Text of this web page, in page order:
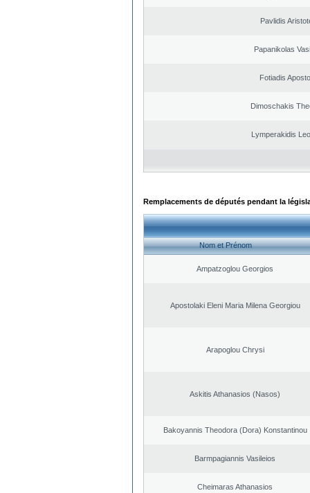
Pavlidis
Papanikolas
Fotiadis
Dimoschakis
Lymperakidis
Remplacements de députés pendant la
Nom et Prénom
Ampatzoglou Georgios
Apostolaki Eleni Maria Milena Georgiou
Arapoglou Chrysi
Askitis Athanasios (Nasos)
Bakoyannis Theodora (Dora) Konstantinou
Barmpagiannis Vasileios
Cheimaras Athanasios